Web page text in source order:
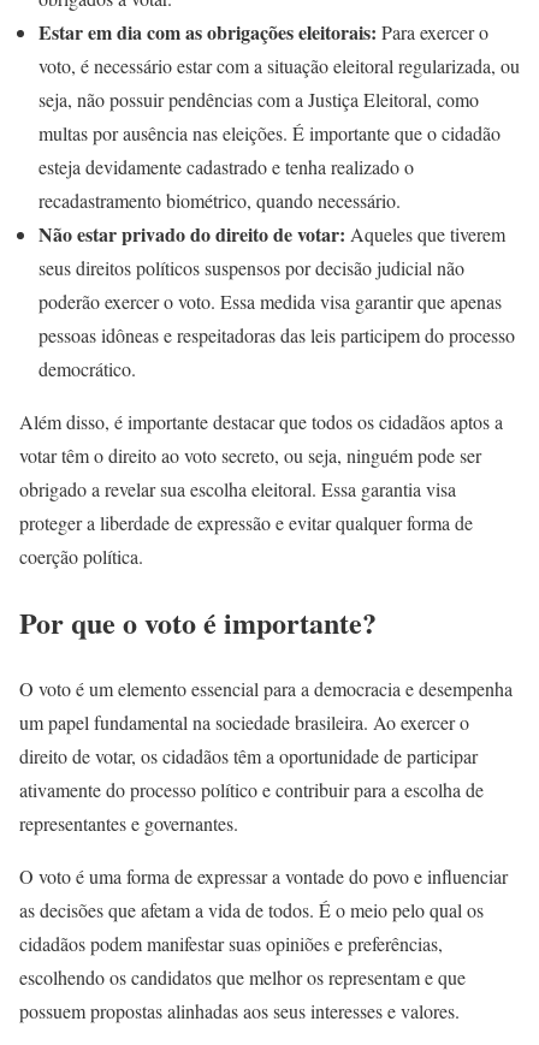
Estar em dia com as obrigações eleitorais: Para exercer o
voto, é necessário estar com a situação eleitoral regularizada, ou
seja, não possuir pendências com a Justiça Eleitoral, como
multas por ausência nas eleições. É importante que o cidadão
esteja devidamente cadastrado e tenha realizado o
recadastramento biométrico, quando necessário.
Não estar privado do direito de votar: Aqueles que tiverem
seus direitos políticos suspensos por decisão judicial não
poderão exercer o voto. Essa medida visa garantir que apenas
pessoas idôneas e respeitadoras das leis participem do processo
democrático.
Além disso, é importante destacar que todos os cidadãos aptos a
votar têm o direito ao voto secreto, ou seja, ninguém pode ser
obrigado a revelar sua escolha eleitoral. Essa garantia visa
proteger a liberdade de expressão e evitar qualquer forma de
coerção política.
Por que o voto é importante?
O voto é um elemento essencial para a democracia e desempenha
um papel fundamental na sociedade brasileira. Ao exercer o
direito de votar, os cidadãos têm a oportunidade de participar
ativamente do processo político e contribuir para a escolha de
representantes e governantes.
O voto é uma forma de expressar a vontade do povo e influenciar
as decisões que afetam a vida de todos. É o meio pelo qual os
cidadãos podem manifestar suas opiniões e preferências,
escolhendo os candidatos que melhor os representam e que
possuem propostas alinhadas aos seus interesses e valores.